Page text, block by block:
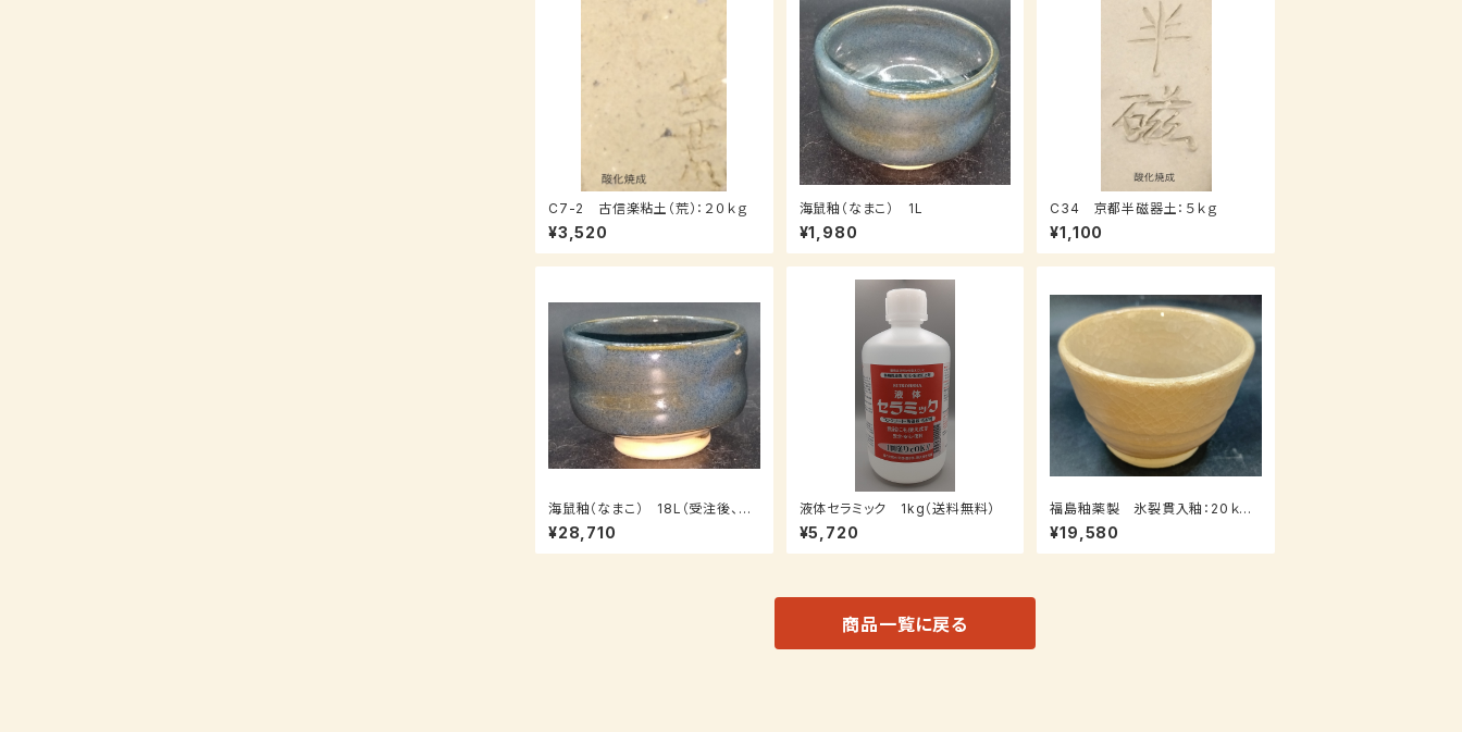
C7-2 古信楽粘土（荒）：２０ｋｇ
¥3,520
海鼠釉（なまこ） 1L
¥1,980
C34 京都半磁器土：５ｋｇ
¥1,100
海鼠釉（なまこ） 18L（受注後、7
～14日後発送）
¥28,710
液体セラミック 1kg（送料無料）
¥5,720
福島釉薬製 氷裂貫入釉：20ｋｇ
（受注後7～３０日後発送）
¥19,580
商品一覧に戻る